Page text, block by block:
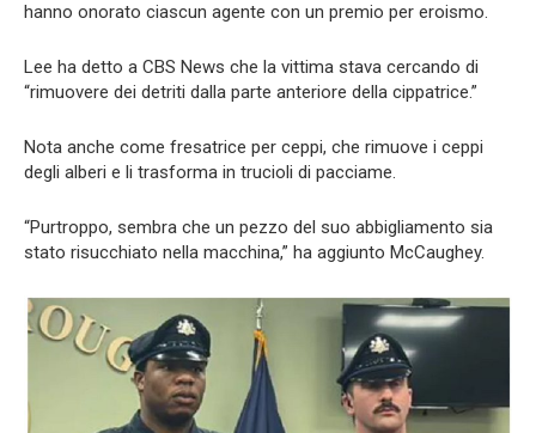
hanno onorato ciascun agente con un premio per eroismo.
Lee ha detto a CBS News che la vittima stava cercando di
“rimuovere dei detriti dalla parte anteriore della cippatrice.”
Nota anche come fresatrice per ceppi, che rimuove i ceppi
degli alberi e li trasforma in trucioli di pacciame.
“Purtroppo, sembra che un pezzo del suo abbigliamento sia
stato risucchiato nella macchina,” ha aggiunto McCaughey.